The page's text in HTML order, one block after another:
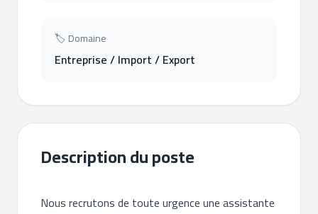
🏷 Domaine
Entreprise / Import / Export
Description du poste
Nous recrutons de toute urgence une assistante